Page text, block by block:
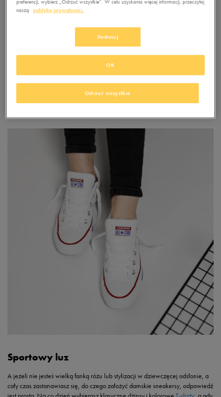
Sportowy luz
A jeżeli nie jesteś wielką fanką różu lub stylizacji w dziewczęcej odsłonie, a
cały czas zastanawiasz się, do czego założyć damskie sneakersy, odpowiedź
preferencji, wybierz „Odrzuć wszystkie”. W celu uzyskania więcej informacji, przeczytaj
naszą
politykę prywatności.
Dostosuj
Odrzuć wszystkie
OK